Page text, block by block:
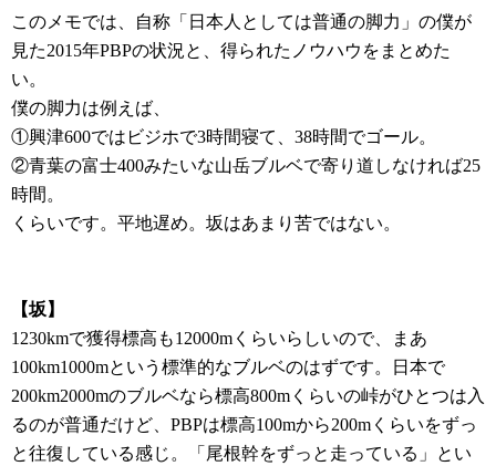
このメモでは、自称「日本人としては普通の脚力」の僕が
見た2015年PBPの状況と、得られたノウハウをまとめた
い。
僕の脚力は例えば、
①興津600ではビジホで3時間寝て、38時間でゴール。
②青葉の富士400みたいな山岳ブルベで寄り道しなければ25
時間。
くらいです。平地遅め。坂はあまり苦ではない。
【坂】
1230kmで獲得標高も12000mくらいらしいので、まあ
100km1000mという標準的なブルベのはずです。日本で
200km2000mのブルベなら標高800mくらいの峠がひとつは入
るのが普通だけど、PBPは標高100mから200mくらいをずっ
と往復している感じ。「尾根幹をずっと走っている」とい